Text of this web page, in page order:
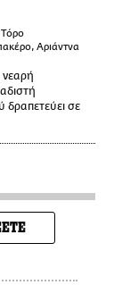
Τόρο
Αριάντνα
νεαρή
δραπετεύει σε